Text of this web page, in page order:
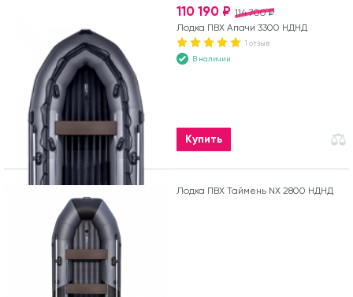
114 700 ₽
110 190 ₽
Лодка ПВХ Апачи 3300 НДНД
1 отзыв
В наличии
Купить
Лодка ПВХ Таймень NX 2800 НДНД